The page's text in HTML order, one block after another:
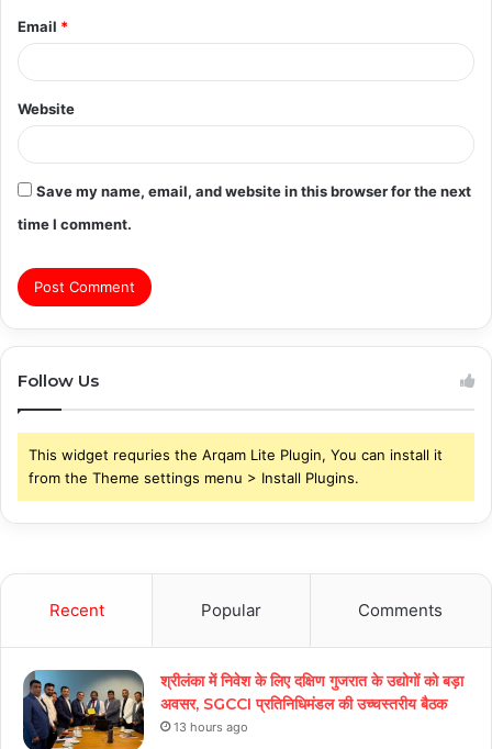
Email *
Website
Save my name, email, and website in this browser for the next
time I comment.
Follow Us
This widget requries the Arqam Lite Plugin, You can install it
from the Theme settings menu > Install Plugins.
Recent Popular Comments
श्रीलंका में निवेश के लिए दक्षिण गुजरात के उद्योगों को बड़ा
अवसर, SGCCI प्रतिनिधिमंडल की उच्चस्तरीय बैठक
13 hours ago